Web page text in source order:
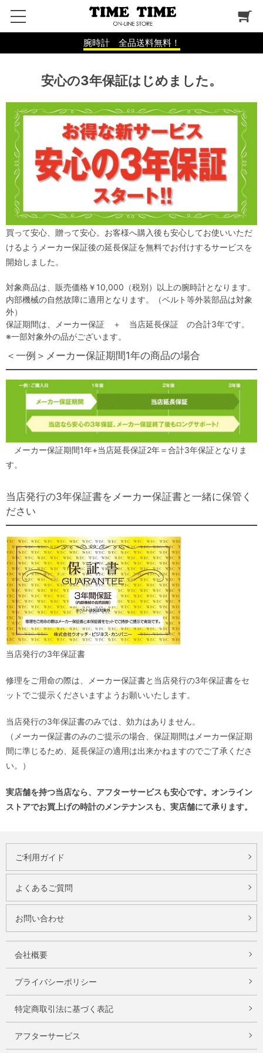
腕時計 全品送料無料！
安心の3年保証はじめました。
買って安心、贈って安心。お客様へ購入後も安心してお使いいただ
けるようメーカー保証後の延長保証を無料でお付けするサービスを
開始しました。
対象商品は、販売価格￥10,000（税別）以上の腕時計となります。
内部機械の自然故障に適用となります。（ベルト等外装部品は対象
外）
保証期間は、メーカー保証 ＋ 当店延長保証 の合計3年です。
※一部対象外の品がございます。
＜一例＞メーカー保証期間1年の商品の場合
メーカー保証期間1年+当店延長保証2年＝合計3年保証となりま
す。
当店発行の3年保証書をメーカー保証書と一緒に保管く
ださい
当店発行の3年保証書
修理をご用命の際は、メーカー保証書と当店発行の3年保証書をセ
ットでご提示くださいますようお願いいたします。
当店発行の3年保証書のみでは、効力はありません。
（メーカー保証書のみのご提示の場合、保証期間はメーカー保証期
間に準じるため、延長保証の適用は出来かねますのでご了承くださ
い。）
実店舗を持つ当店なら、アフターサービスも安心です。オンライン
ストアでお買上げの時計のメンテナンスも、実店舗にて承ります。
ご利用ガイド
よくあるご質問
お問い合わせ
会社概要
プライバシーポリシー
特定商取引法に基づく表記
アフターサービス